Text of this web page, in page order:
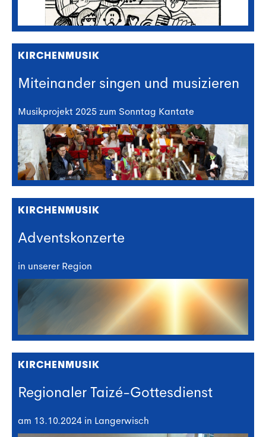
KIRCHENMUSIK
Miteinander singen und musizieren
Musikprojekt 2025 zum Sonntag Kantate
KIRCHENMUSIK
Adventskonzerte
in unserer Region
KIRCHENMUSIK
Regionaler Taizé-Gottesdienst
am 13.10.2024 in Langerwisch